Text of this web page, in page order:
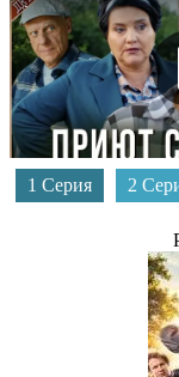
1 Серия 2